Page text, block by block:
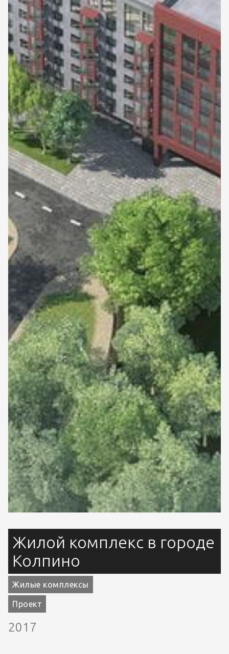
Жилой комплекс в городе
Колпино
Жилые комплексы
Проект
2017